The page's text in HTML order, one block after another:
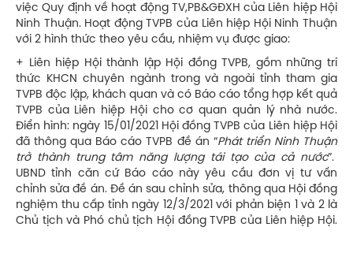
việc Quy định về hoạt động TV,PB&GĐXH của Liên hiệp Hội
Ninh Thuận. Hoạt động TVPB của Liên hiệp Hội Ninh Thuận
với 2 hình thức theo yêu cầu, nhiệm vụ được giao:
+ Liên hiệp Hội thành lập Hội đồng TVPB, gồm những trí
thức KHCN chuyên ngành trong và ngoài tỉnh tham gia
TVPB độc lập, khách quan và có Báo cáo tổng hợp kết quả
TVPB của Liên hiệp Hội cho cơ quan quản lý nhà nước.
Điển hình: ngày 15/01/2021 Hội đồng TVPB của Liên hiệp Hội
đã thông qua Báo cáo TVPB đề án “Phát triển Ninh Thuận
trở thành trung tâm năng lượng tái tạo của cả nước”.
UBND tỉnh căn cứ Báo cáo này yêu cầu đơn vị tư vấn
chỉnh sửa đề án. Đề án sau chỉnh sửa, thông qua Hội đồng
nghiệm thu cấp tỉnh ngày 12/3/2021 với phản biện 1 và 2 là
Chủ tịch và Phó chủ tịch Hội đồng TVPB của Liên hiệp Hội.